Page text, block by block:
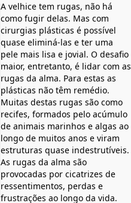
A velhice tem rugas, não há
como fugir delas. Mas com
cirurgias plásticas é possível
quase eliminá-las e ter uma
pele mais lisa e jovial. O desafio
maior, entretanto, é lidar com as
rugas da alma. Para estas as
plásticas não têm remédio.
Muitas destas rugas são como
recifes, formados pelo acúmulo
de animais marinhos e algas ao
longo de muitos anos e viram
estruturas quase indestrutíveis.
As rugas da alma são
provocadas por cicatrizes de
ressentimentos, perdas e
frustrações ao longo da vida.